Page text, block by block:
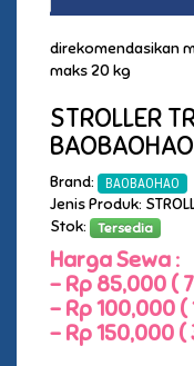
direkomendasikan
maks 20 kg
STROLLER
Brand: BAOBAOHAO
Jenis Produk:
Stok:
Tersedia
Harga Sewa :
- Rp 85,000 (
- Rp 100,000 (
- Rp 150,000